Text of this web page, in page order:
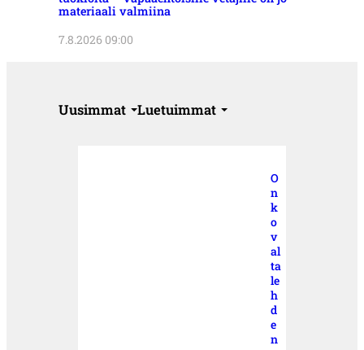
materiaali valmiina
7.8.2026 09:00
Uusimmat Luetuimmat
O
n
k
o
v
al
ta
le
h
d
e
n